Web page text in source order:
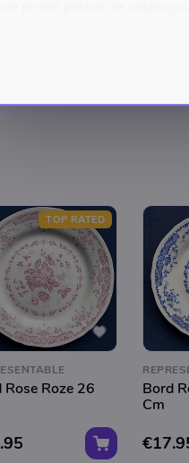
je met plezier de
TOP RATED
Rose Roze 26
Bord
Cm